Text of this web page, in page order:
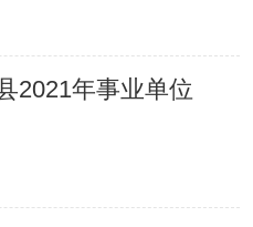
2021年事业单位